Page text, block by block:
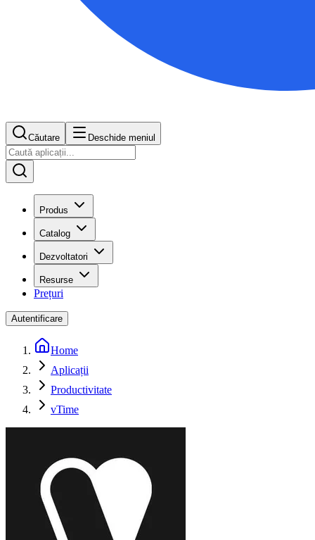
Căutare Deschide meniul
Produs
Catalog
Dezvoltatori
Resurse
Prețuri
Autentificare
Home
Aplicații
Productivitate
vTime